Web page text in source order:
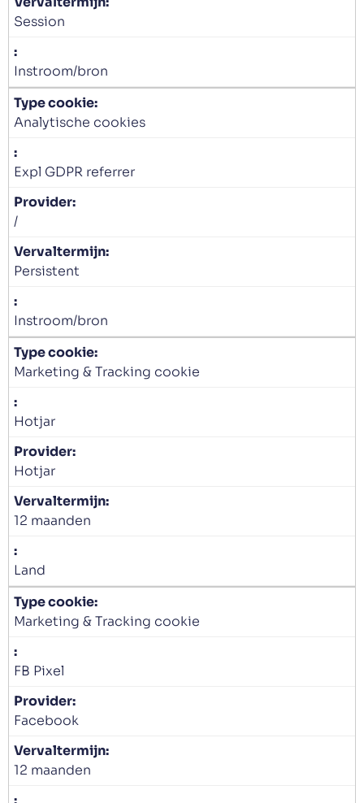
Session
Instroom/bron
Analytische cookies
Expl GDPR referrer
/
Persistent
Instroom/bron
Marketing & Tracking cookie
Hotjar
Hotjar
12 maanden
Land
Marketing & Tracking cookie
FB Pixel
Facebook
12 maanden